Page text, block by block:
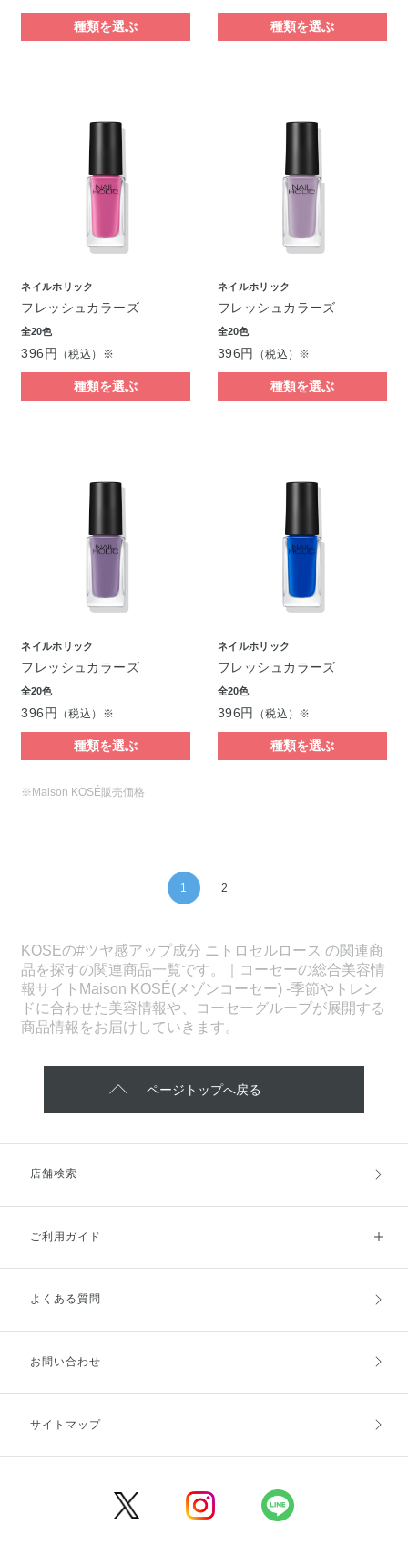
種類を選ぶ 種類を選ぶ
ネイルホリック
フレッシュカラーズ
全20色
396円 （税込）※
種類を選ぶ
ネイルホリック
フレッシュカラーズ
全20色
396円 （税込）※
種類を選ぶ
ネイルホリック
フレッシュカラーズ
全20色
396円 （税込）※
種類を選ぶ
ネイルホリック
フレッシュカラーズ
全20色
396円 （税込）※
種類を選ぶ
※Maison KOSÉ販売価格
1 2
KOSEの#ツヤ感アップ成分 ニトロセルロース の関連商
品を探すの関連商品一覧です。｜コーセーの総合美容情
報サイトMaison KOSÉ(メゾンコーセー) -季節やトレン
ドに合わせた美容情報や、コーセーグループが展開する
商品情報をお届けしていきます。
ページトップへ戻る
店舗検索
ご利用ガイド
ご利用ガイドトップ
お支払方法
キャンセル・返品・交換
よくある質問
お問い合わせ
サイトマップ